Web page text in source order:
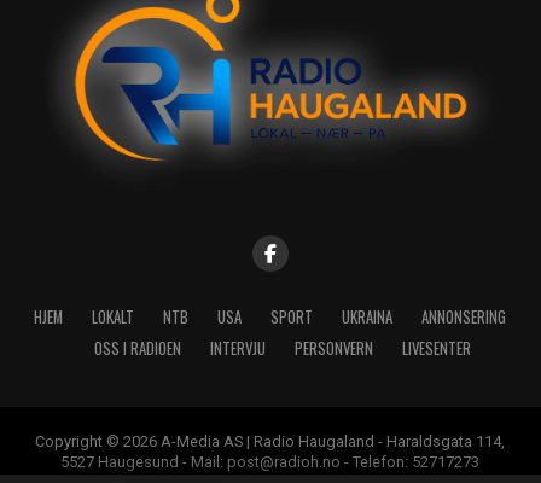
HJEM LOKALT NTB USA SPORT UKRAINA
ANNONSERING
OSS I RADIOEN
INTERVJU PERSONVERN LIVESENTER
Copyright © 2026 A-Media AS | Radio Haugaland - Haraldsgata 114,
5527 Haugesund - Mail: post@radioh.no - Telefon: 52717273